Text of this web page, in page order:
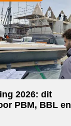
2026: dit
PBM, BBL en